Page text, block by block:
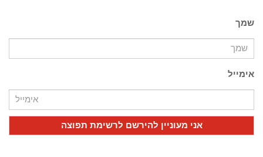
שמך
אימייל